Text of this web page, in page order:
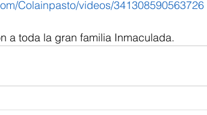
Colainpasto/videos/341308590563726
a toda la gran familia Inmaculada.